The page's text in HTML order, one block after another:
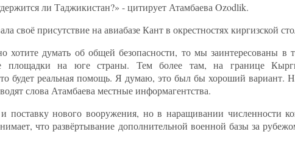
ли Таджикистан?» - цитирует Атамбаева Ozodlik.
своё присутствие на авиабазе Кант в окрестностях киргизской
думать об общей безопасности, то мы заинтересованы в
площадки на юге страны. Тем более там, на границе
будет реальная помощь. Я думаю, это был бы хороший вариант.
слова Атамбаева местные информагентства.
поставку нового вооружения, но в наращивании численности
что развёртывание дополнительной военной базы за